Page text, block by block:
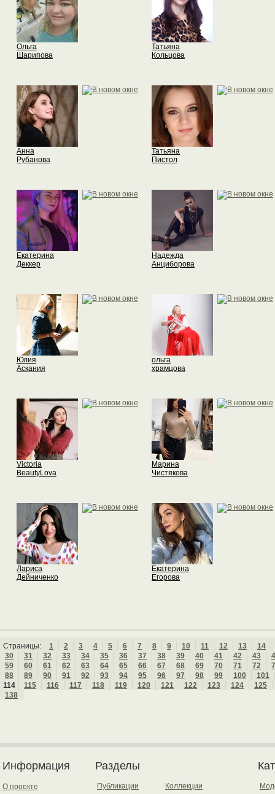
Ольга
Шарипова
Татьяна
Кольцова
Анна
Рубанова
Татьяна
Пистол
Екатерина
Деккер
Надежда
Анциборова
Юлия
Аскания
ольга
храмцова
Victoria
BeautyLova
Марина
Чистякова
Лариса
Дейниченко
Екатерина
Егорова
Страницы: 1 2 3 4 5 6 7 8 9 10 11 12 13
14
30
31 32 33 34 35 36 37 38 39 40 41 42 43
59
60 61 62 63 64 65 66 67 68 69 70 71 72
88
89 90 91 92 93 94 95 96 97 98 99 100
101
114
115 116 117 118 119 120 121 122 123 124
125
138
Информация
О проекте
Разделы
Публикации
Коллекции